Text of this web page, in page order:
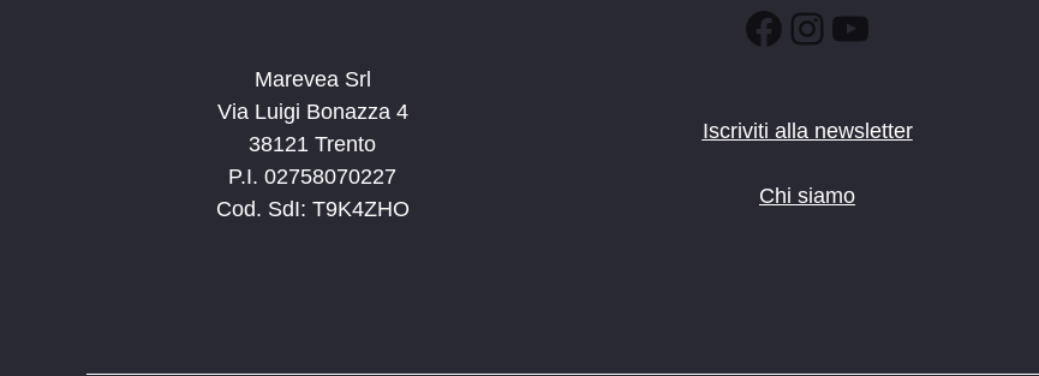
Marevea Srl
Via Luigi Bonazza 4
38121 Trento
P.I. 02758070227
Cod. SdI: T9K4ZHO
Facebook
Instagram
YouTube
Iscriviti alla newsletter
Chi siamo